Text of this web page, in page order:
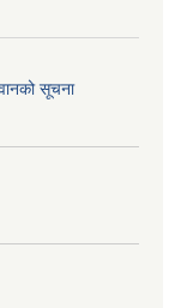
सूचना